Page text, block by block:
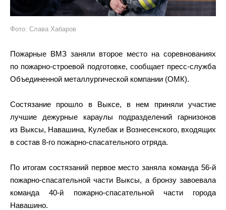
Фото: Слава Хабаров
Пожарные ВМЗ заняли второе место на соревнованиях
по пожарно-строевой подготовке, сообщает пресс-служба
Объединенной металлургической компании (ОМК).
Состязание прошло в Выксе, в нем приняли участие
лучшие дежурные караулы подразделений гарнизонов
из Выксы, Навашина, Кулебак и Вознесенского, входящих
в состав 8-го пожарно-спасательного отряда.
По итогам состязаний первое место заняла команда 56-й
пожарно-спасательной части Выксы, а бронзу завоевала
команда 40-й пожарно-спасательной части города
Навашино.